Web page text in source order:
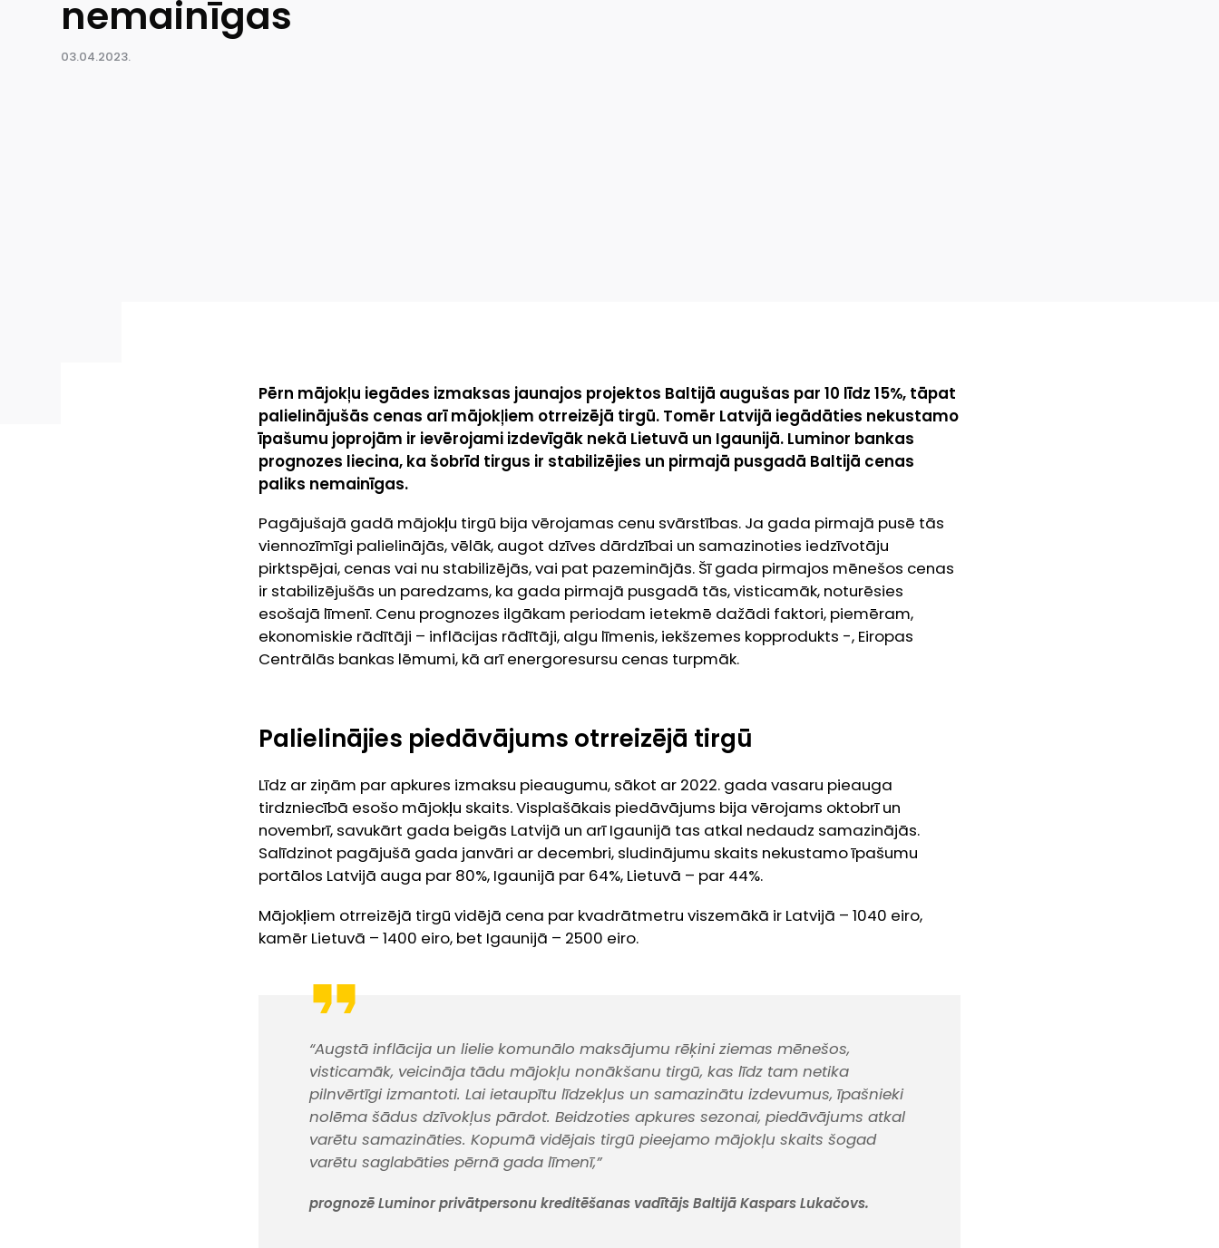
nemainīgas
03.04.2023.
Pērn mājokļu iegādes izmaksas jaunajos projektos Baltijā augušas par 10 līdz 15%, tāpat
palielinājušās cenas arī mājokļiem otrreizējā tirgū. Tomēr Latvijā iegādāties nekustamo
īpašumu joprojām ir ievērojami izdevīgāk nekā Lietuvā un Igaunijā. Luminor bankas
prognozes liecina, ka šobrīd tirgus ir stabilizējies un pirmajā pusgadā Baltijā cenas
paliks nemainīgas.
Pagājušajā gadā mājokļu tirgū bija vērojamas cenu svārstības. Ja gada pirmajā pusē tās
viennozīmīgi palielinājās, vēlāk, augot dzīves dārdzībai un samazinoties iedzīvotāju
pirktspējai, cenas vai nu stabilizējās, vai pat pazeminājās. Šī gada pirmajos mēnešos cenas
ir stabilizējušās un paredzams, ka gada pirmajā pusgadā tās, visticamāk, noturēsies
esošajā līmenī. Cenu prognozes ilgākam periodam ietekmē dažādi faktori, piemēram,
ekonomiskie rādītāji – inflācijas rādītāji, algu līmenis, iekšzemes kopprodukts -, Eiropas
Centrālās bankas lēmumi, kā arī energoresursu cenas turpmāk.
Palielinājies piedāvājums otrreizējā tirgū
Līdz ar ziņām par apkures izmaksu pieaugumu, sākot ar 2022. gada vasaru pieauga
tirdzniecībā esošo mājokļu skaits. Visplašākais piedāvājums bija vērojams oktobrī un
novembrī, savukārt gada beigās Latvijā un arī Igaunijā tas atkal nedaudz samazinājās.
Salīdzinot pagājušā gada janvāri ar decembri, sludinājumu skaits nekustamo īpašumu
portālos Latvijā auga par 80%, Igaunijā par 64%, Lietuvā – par 44%.
Mājokļiem otrreizējā tirgū vidējā cena par kvadrātmetru viszemākā ir Latvijā – 1040 eiro,
kamēr Lietuvā – 1400 eiro, bet Igaunijā – 2500 eiro.
“Augstā inflācija un lielie komunālo maksājumu rēķini ziemas mēnešos,
visticamāk, veicināja tādu mājokļu nonākšanu tirgū, kas līdz tam netika
pilnvērtīgi izmantoti. Lai ietaupītu līdzekļus un samazinātu izdevumus, īpašnieki
nolēma šādus dzīvokļus pārdot. Beidzoties apkures sezonai, piedāvājums atkal
varētu samazināties. Kopumā vidējais tirgū pieejamo mājokļu skaits šogad
varētu saglabāties pērnā gada līmenī,”
prognozē Luminor privātpersonu kreditēšanas vadītājs Baltijā Kaspars Lukačovs.